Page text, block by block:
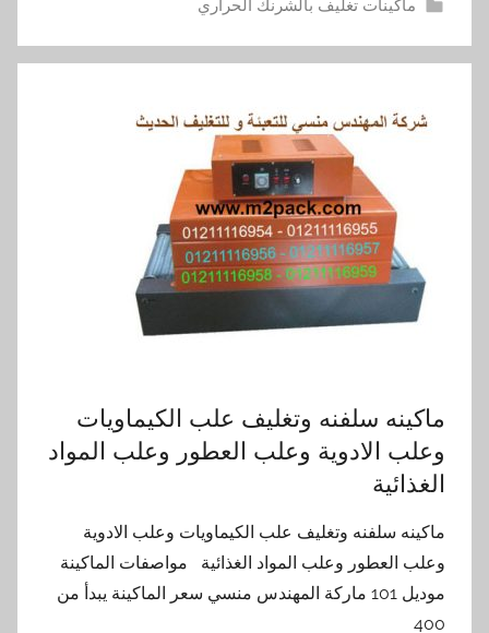
ماكينات تغليف بالشرنك الحراري
ماكينه سلفنه وتغليف علب الكيماويات
وعلب الادوية وعلب العطور وعلب المواد
الغذائية
ماكينه سلفنه وتغليف علب الكيماويات وعلب الادوية
وعلب العطور وعلب المواد الغذائية مواصفات الماكينة
موديل 101 ماركة المهندس منسي سعر الماكينة يبدأ من
400